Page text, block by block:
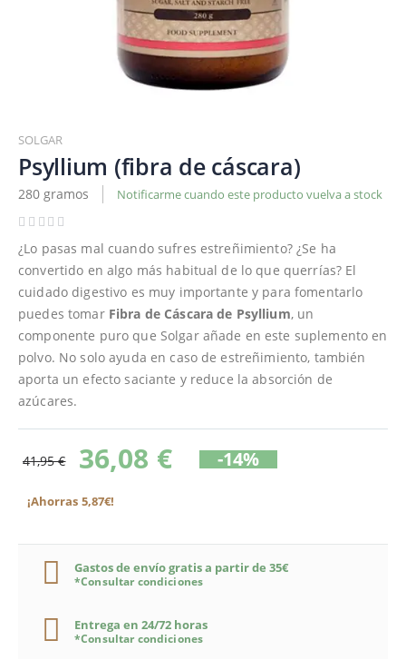
al
comienzo
de
la
galería
imágenes
SOLGAR
Psyllium (fibra de cáscara)
280 gramos Notificarme cuando este producto vuelva a stock
¿Lo pasas mal cuando sufres estreñimiento? ¿Se ha
convertido en algo más habitual de lo que querrías? El
cuidado digestivo es muy importante y para fomentarlo
puedes tomar Fibra de Cáscara de Psyllium, un
componente puro que Solgar añade en este suplemento en
polvo. No solo ayuda en caso de estreñimiento, también
aporta un efecto saciante y reduce la absorción de
azúcares.
41,95 € 36,08 € -14%
¡Ahorras 5,87€!
Gastos de envío gratis a partir de 35€
*Consultar condiciones
Entrega en 24/72 horas
*Consultar condiciones